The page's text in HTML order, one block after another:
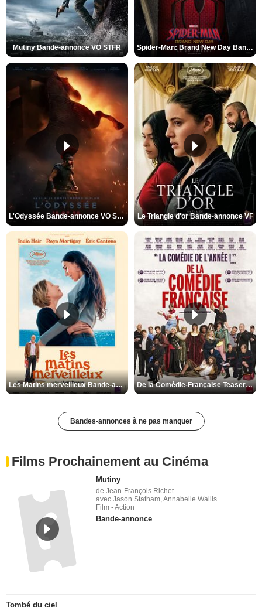
Mutiny Bande-annonce VO STFR Spider-Man: Brand New Day Bande-annonce VO STFR
L'Odyssée Bande-annonce VO STFR Le Triangle d'or Bande-annonce VF
Les Matins merveilleux Bande-annonce VF De la Comédie-Française Teaser VF
Bandes-annonces à ne pas manquer
Films Prochainement au Cinéma
Mutiny
de Jean-François Richet
avec Jason Statham, Annabelle Wallis
Film - Action
Bande-annonce
Tombé du ciel